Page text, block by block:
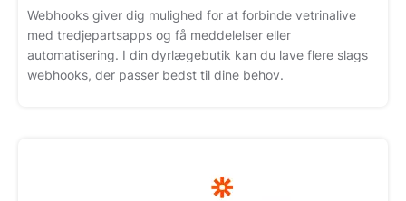
Webhooks giver dig mulighed for at forbinde vetrinalive
med tredjepartsapps og få meddelelser eller
automatisering. I din dyrlægebutik kan du lave flere slags
webhooks, der passer bedst til dine behov.